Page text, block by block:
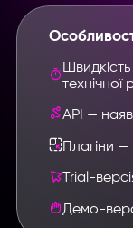
Швидкість
технічної
API —
Плагіни —
Trial-
Демо-